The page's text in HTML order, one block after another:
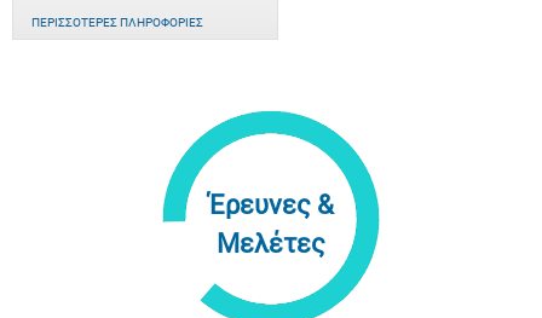
ΠΕΡΙΣΣΌΤΕΡΕΣ ΠΛΗΡΟΦΟΡΊΕΣ
Έρευνες &
Μελέτες